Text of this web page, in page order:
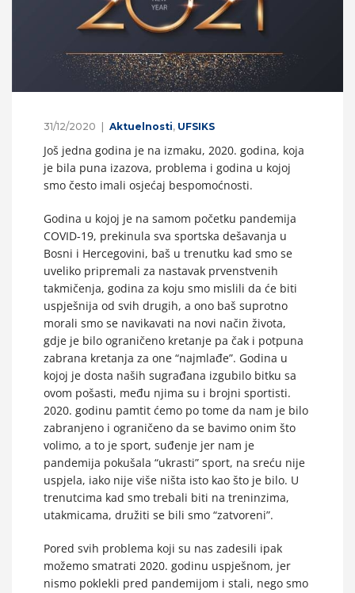
31/12/2020 Aktuelnosti, UFSIKS
Još jedna godina je na izmaku, 2020. godina, koja
je bila puna izazova, problema i godina u kojoj
smo često imali osjećaj bespomoćnosti.
Godina u kojoj je na samom početku pandemija
COVID-19, prekinula sva sportska dešavanja u
Bosni i Hercegovini, baš u trenutku kad smo se
uveliko pripremali za nastavak prvenstvenih
takmičenja, godina za koju smo mislili da će biti
uspješnija od svih drugih, a ono baš suprotno
morali smo se navikavati na novi način života,
gdje je bilo ograničeno kretanje pa čak i potpuna
zabrana kretanja za one “najmlađe”. Godina u
kojoj je dosta naših sugrađana izgubilo bitku sa
ovom pošasti, među njima su i brojni sportisti.
2020. godinu pamtit ćemo po tome da nam je bilo
zabranjeno i ograničeno da se bavimo onim što
volimo, a to je sport, suđenje jer nam je
pandemija pokušala “ukrasti” sport, na sreću nije
uspjela, iako nije više ništa isto kao što je bilo. U
trenutcima kad smo trebali biti na treninzima,
utakmicama, družiti se bili smo “zatvoreni”.
Pored svih problema koji su nas zadesili ipak
možemo smatrati 2020. godinu uspješnom, jer
nismo poklekli pred pandemijom i stali, nego smo